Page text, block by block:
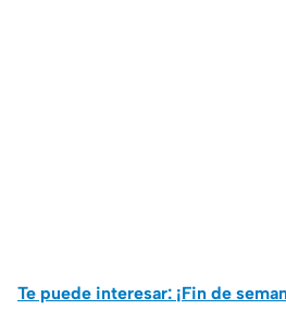
Te puede interesar: ¡Fin de